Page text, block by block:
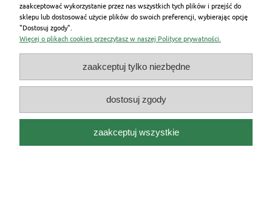
New Energy Poland Sp. z o.o. występujący w
roli pośrednika kredytowego informuje swoich Klientów o
możliwości skorzystania z propozycji kredytu na zakup
towarów i usług oferowanego przez Santander Consumer
Bank S.A., udostępnia swoim Klientom wniosek o kredyt na
zakup towarów i usług oraz przyjmuje oświadczenia o
odstąpieniu od umów o kredyt na zakup towarów i usług
zawartych przez Santander Consumer Bank S.A. za
pośrednictwem New Energy Poland Sp. z o.o.
Niniejsza propozycja nie jest ofertą w rozumieniu art. 66
Kodeksu Cywilnego. Decyzja o przyznaniu i warunkach
kredytu z uwzględnieniem oceny aktualnej sytuacji Klienta
zostanie podjęta przez Bank. Szczegóły
zaakceptować wykorzystanie przez nas wszystkich tych plików i przejść do
sklepu lub dostosować użycie plików do swoich preferencji, wybierając opcję
"Dostosuj zgody".
Więcej o plikach cookies przeczytasz w naszej Polityce prywatności.
zaakceptuj tylko niezbędne
dostosuj zgody
zaakceptuj wszystkie